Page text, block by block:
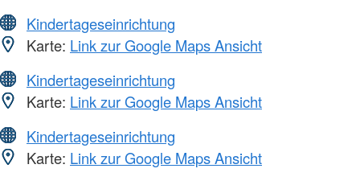
Kindertageseinrichtung
Karte: Link zur Google Maps Ansicht
Kindertageseinrichtung
Karte: Link zur Google Maps Ansicht
Kindertageseinrichtung
Karte: Link zur Google Maps Ansicht